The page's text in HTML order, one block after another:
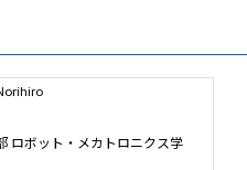
ロボット・メカトロニクス学